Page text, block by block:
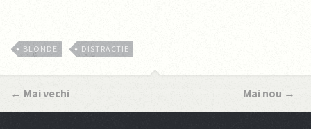
BLONDE DISTRACTIE
← Mai vechi Mai nou →